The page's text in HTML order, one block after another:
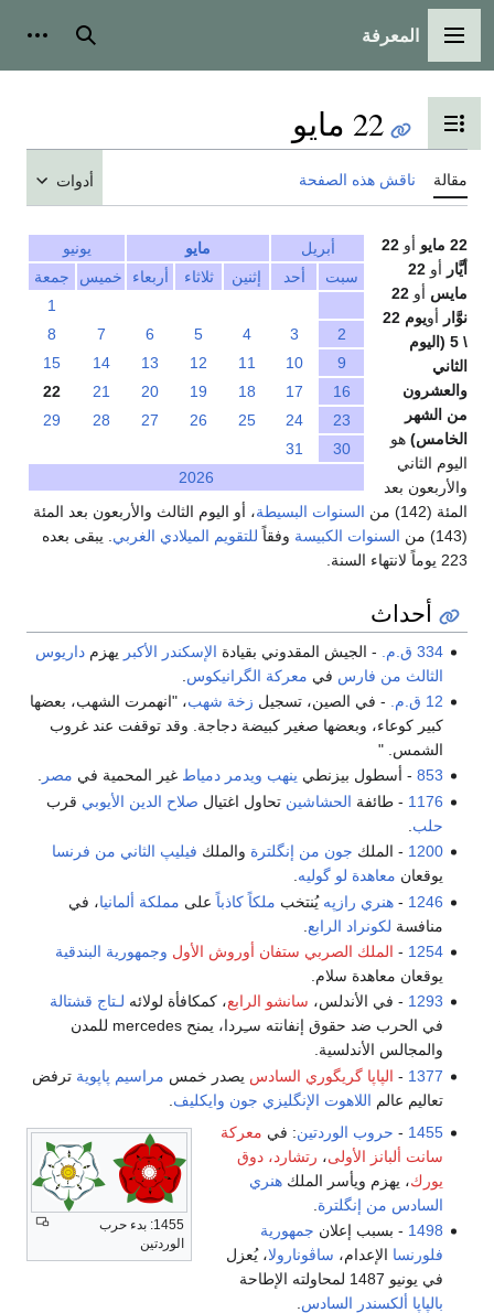
أحد
إثنين ثلاثاء أربعاء خميس
جمعة
3
10
17
18
24
25
31
البسيطة، أو اليوم الثالث والأربعون بعد المئة
وفقاً للتقويم الميلادي الغربي. يبقى بعده
بقيادة الإسكندر الأكبريهزمداريوس
معركة الگرانيكوس .
تسجيل زخة شهب، "انهمرت الشهب، بعضها
صغير كبيضة دجاجة. وقد توقفت عند غروب
ينهب ويدمر دمياط غير المحمية فيمصر.
تحاول اغتيالصلاح الدين الأيوبي قرب
إنگلترةوالملكفيليپ الثاني من فرنسا
يُنتخب ملكاً كاذباًعلى مملكة ألمانيا، في
ستفان أوروش الأول وجمهورية البندقية
سانشو الرابع ، كمكافأة لولائهلـتاج قشتالة
في الحرب ضد حقوق إنفانته سـِردا، يمنح mercedes للمدن
السادسيصدر خمسمراسيم پاپوية ترفض
الإنگليزي جون وايكليف.
الوردتين
: فيمعركة
رتشارد، دوق
هنري
جمهورية
، يُعزل